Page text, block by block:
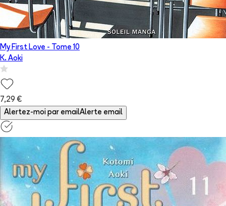
My First Love - Tome 10
K. Aoki
7,29 €
Alertez-moi par emailAlerte email